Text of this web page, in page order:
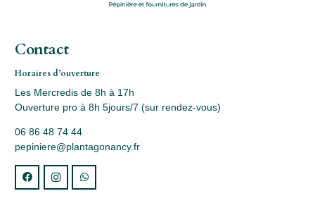
Contact
Horaires d’ouverture
Les Mercredis de 8h à 17h
Ouverture pro à 8h 5jours/7 (sur rendez-vous)
06 86 48 74 44
pepiniere@plantagonancy.fr